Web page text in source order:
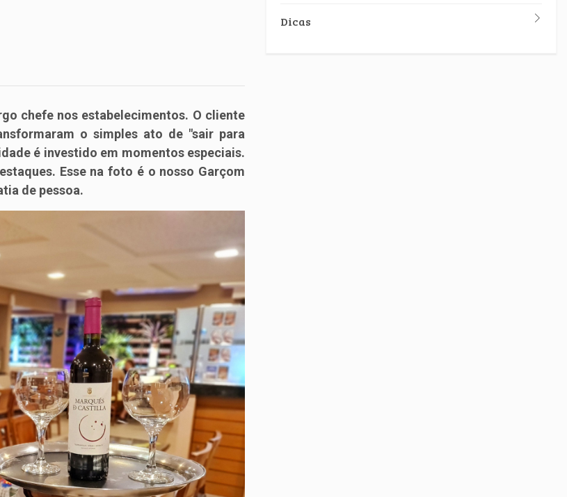
chefe nos estabelecimentos. O cliente
o simples ato de "sair para
é investido em momentos especiais.
Esse na foto é o nosso Garçom
de pessoa.
Dicas